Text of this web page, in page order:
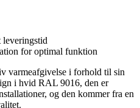
leveringstid
for optimal funktion
varmeafgivelse i forhold til sin
i hvid RAL 9016, den er
og den kommer fra en